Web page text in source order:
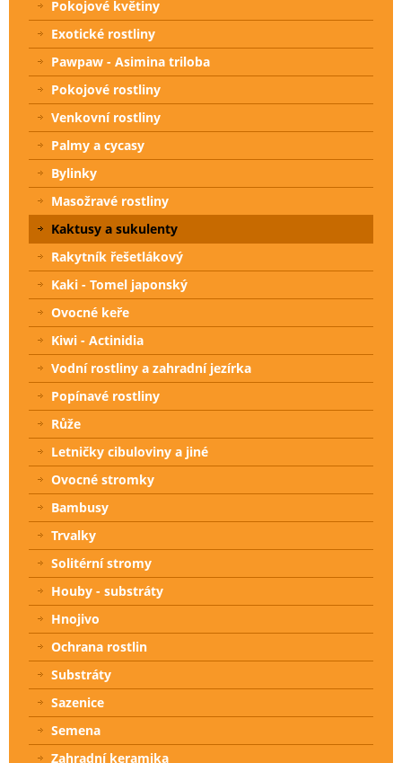
Pokojové květiny
Exotické rostliny
Pawpaw - Asimina triloba
Pokojové rostliny
Venkovní rostliny
Palmy a cycasy
Bylinky
Masožravé rostliny
Kaktusy a sukulenty
Rakytník řešetlákový
Kaki - Tomel japonský
Ovocné keře
Kiwi - Actinidia
Vodní rostliny a zahradní jezírka
Popínavé rostliny
Růže
Letničky cibuloviny a jiné
Ovocné stromky
Bambusy
Trvalky
Solitérní stromy
Houby - substráty
Hnojivo
Ochrana rostlin
Substráty
Sazenice
Semena
Zahradní keramika